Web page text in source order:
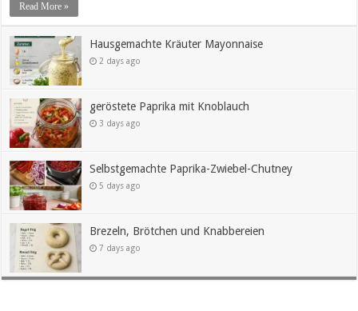
Read More »
Hausgemachte Kräuter Mayonnaise
2 days ago
geröstete Paprika mit Knoblauch
3 days ago
Selbstgemachte Paprika-Zwiebel-Chutney
5 days ago
Brezeln, Brötchen und Knabbereien
7 days ago